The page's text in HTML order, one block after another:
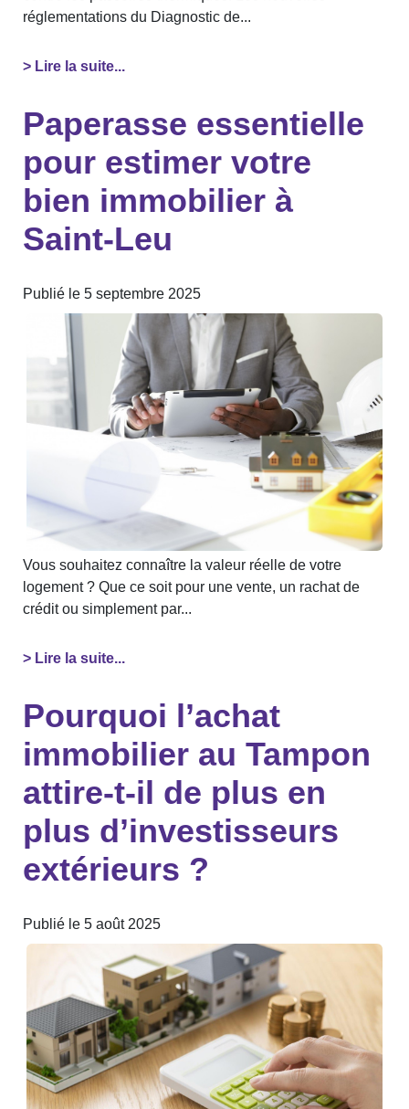
réglementations du Diagnostic de...
> Lire la suite...
Paperasse essentielle
pour estimer votre
bien immobilier à
Saint-Leu
Publié le 5 septembre 2025
Vous souhaitez connaître la valeur réelle de votre
logement ? Que ce soit pour une vente, un rachat de
crédit ou simplement par...
> Lire la suite...
Pourquoi l’achat
immobilier au Tampon
attire-t-il de plus en
plus d’investisseurs
extérieurs ?
Publié le 5 août 2025